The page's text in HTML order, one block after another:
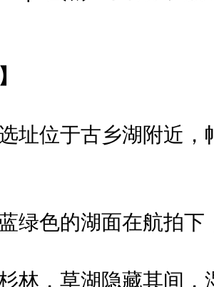
址位于古乡湖附近
绿色的湖面在航拍下
林，草湖隐藏其间